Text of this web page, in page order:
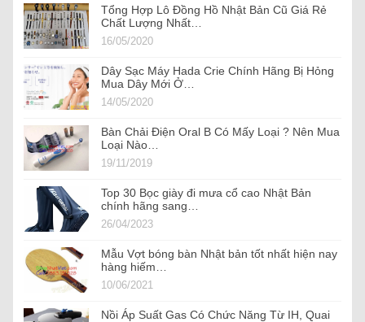
Tổng Hợp Lô Đồng Hồ Nhật Bản Cũ Giá Rẻ
Chất Lượng Nhất…
16/05/2020
Dây Sạc Máy Hada Crie Chính Hãng Bị Hỏng
Mua Dây Mới Ở…
14/05/2020
Bàn Chải Điện Oral B Có Mấy Loại ? Nên Mua
Loại Nào…
19/11/2019
Top 30 Bọc giày đi mưa cổ cao Nhật Bản
chính hãng sang…
26/04/2023
Mẫu Vợt bóng bàn Nhật bản tốt nhất hiện nay
hàng hiếm…
10/06/2021
Nồi Áp Suất Gas Có Chức Năng Từ IH, Quai